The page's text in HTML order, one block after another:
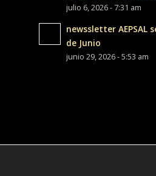
julio 6, 2026 - 7:31 am
newssletter AEPSAL
de Junio
junio 29, 2026 - 5:53 am